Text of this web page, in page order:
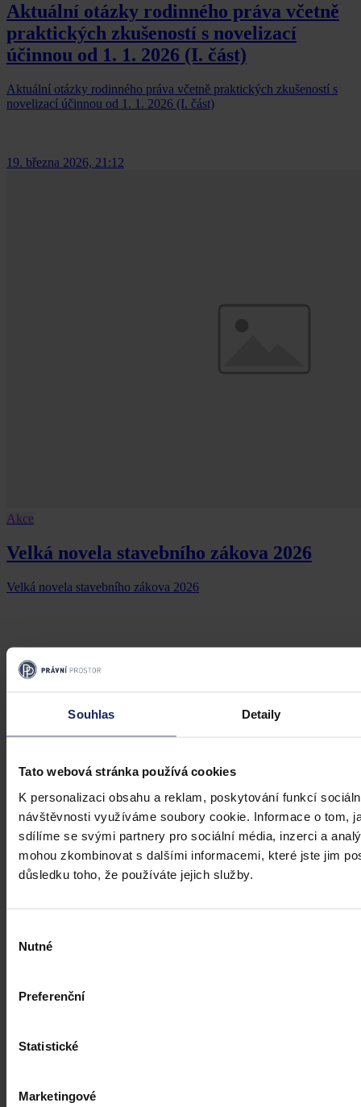
Souhlas Detaily
Tato webová stránka používá cookies
K personalizaci obsahu a reklam, poskytování funkcí
návštěvnosti využíváme soubory cookie. Informace o tom,
sdílíme se svými partnery pro sociální média, inzerci a
mohou zkombinovat s dalšími informacemi, které jste jim
důsledku toho, že používáte jejich služby.
souhlasu
Nutné
Preferenční
Statistické
Marketingové
Aktuální otázky rodinného práva včetně
praktických zkušeností s novelizací
účinnou od 1. 1. 2026 (I. část)
Aktuální otázky rodinného práva včetně praktických zkušeností s
novelizací účinnou od 1. 1. 2026 (I. část)
19. března 2026, 21:12
Akce
Velká novela stavebního zákova 2026
Velká novela stavebního zákova 2026
19. března 2026, 21:07
Právní portál, jehož cílovou skupinou jsou nejenom právní
profesionálové a zástupci právnických profesí, ale všichni, kteří